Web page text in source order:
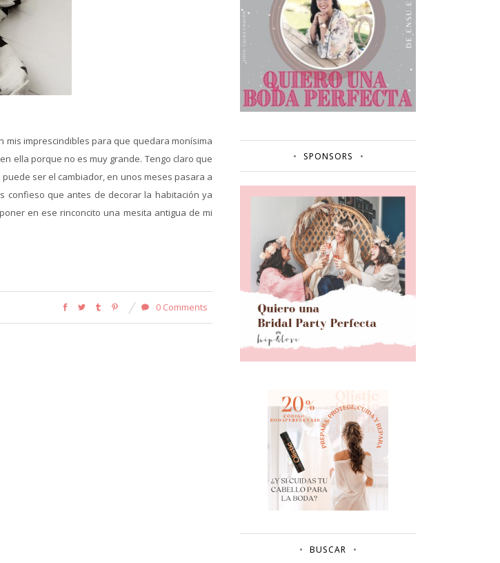
mis imprescindibles para que quedara monísima
ella porque no es muy grande. Tengo claro que
ser el cambiador, en unos meses pasara a
confieso que antes de decorar la habitación ya
en ese rinconcito una mesita antigua de mi
0 Comments
SPONSORS
BUSCAR